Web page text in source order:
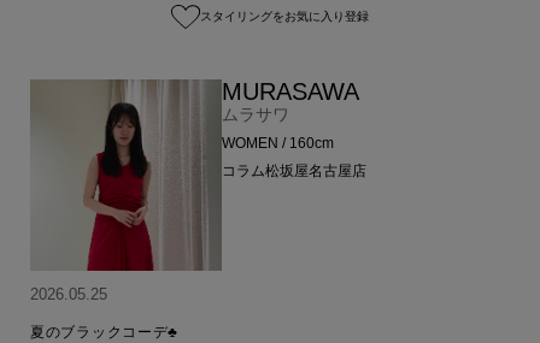
スタイリングをお気に入り登録
MURASAWA
ムラサワ
WOMEN / 160cm
コラム松坂屋名古屋店
2026.05.25
夏のブラックコーデ♣️